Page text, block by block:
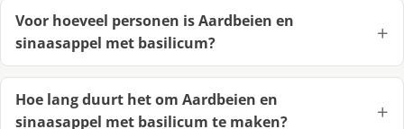
Voor hoeveel personen is Aardbeien en
sinaasappel met basilicum?
Hoe lang duurt het om Aardbeien en
sinaasappel met basilicum te maken?